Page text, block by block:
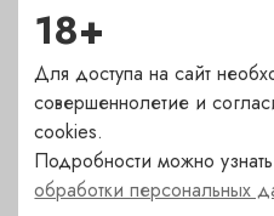
Характеристики
Страна
Соединенное Королевство
Регион
18+
Для доступа на сайт
совершеннолетие и
cookies.
Подробности можно
обработки персональных